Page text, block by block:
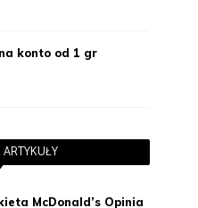
konto od 1 gr
McDonald’s Opinia